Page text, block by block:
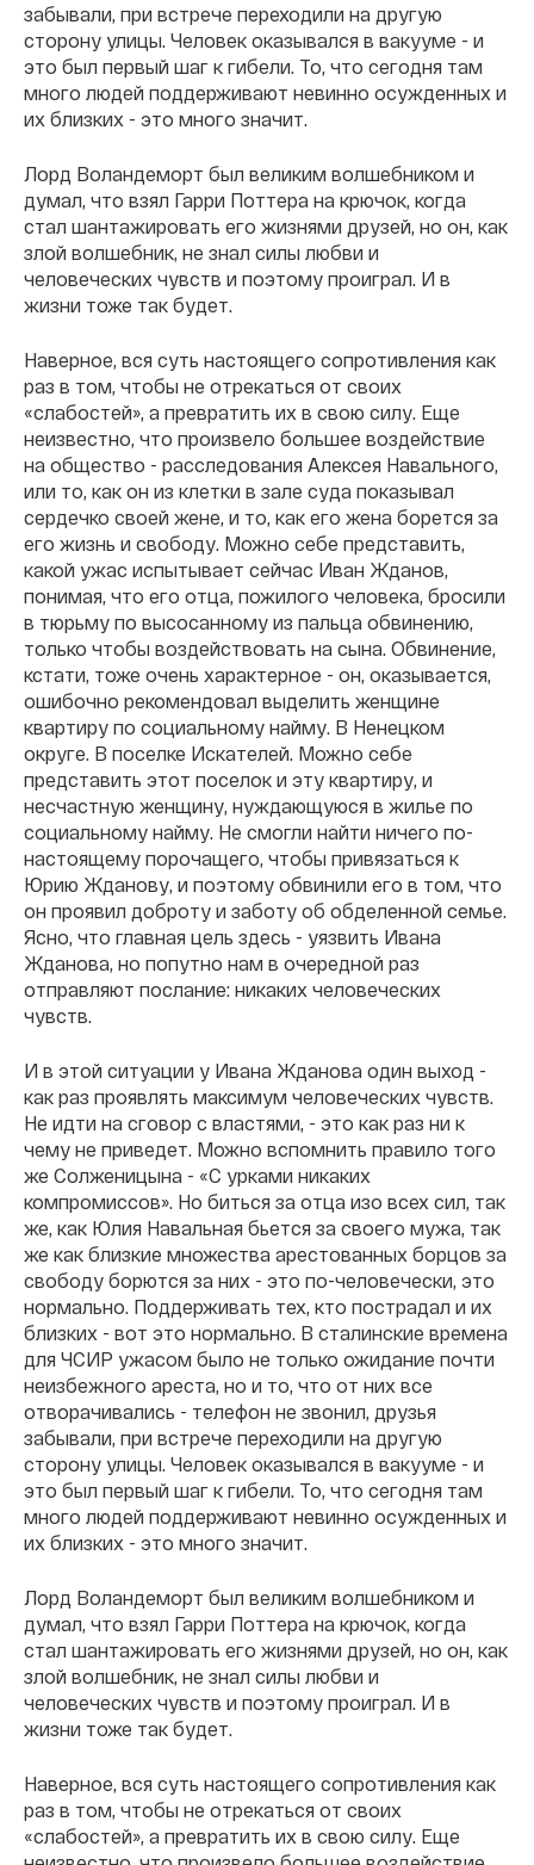
забывали, при встрече переходили на другую
сторону улицы. Человек оказывался в вакууме - и
это был первый шаг к гибели. То, что сегодня там
много людей поддерживают невинно осужденных и
их близких - это много значит.
Лорд Воландеморт был великим волшебником и
думал, что взял Гарри Поттера на крючок, когда
стал шантажировать его жизнями друзей, но он, как
злой волшебник, не знал силы любви и
человеческих чувств и поэтому проиграл. И в
жизни тоже так будет.
Наверное, вся суть настоящего сопротивления как
раз в том, чтобы не отрекаться от своих
«слабостей», а превратить их в свою силу. Еще
неизвестно, что произвело большее воздействие
на общество - расследования Алексея Навального,
или то, как он из клетки в зале суда показывал
сердечко своей жене, и то, как его жена борется за
его жизнь и свободу. Можно себе представить,
какой ужас испытывает сейчас Иван Жданов,
понимая, что его отца, пожилого человека, бросили
в тюрьму по высосанному из пальца обвинению,
только чтобы воздействовать на сына. Обвинение,
кстати, тоже очень характерное - он, оказывается,
ошибочно рекомендовал выделить женщине
квартиру по социальному найму. В Ненецком
округе. В поселке Искателей. Можно себе
представить этот поселок и эту квартиру, и
несчастную женщину, нуждающуюся в жилье по
социальному найму. Не смогли найти ничего по-
настоящему порочащего, чтобы привязаться к
Юрию Жданову, и поэтому обвинили его в том, что
он проявил доброту и заботу об обделенной семье.
Ясно, что главная цель здесь - уязвить Ивана
Жданова, но попутно нам в очередной раз
отправляют послание: никаких человеческих
чувств.
И в этой ситуации у Ивана Жданова один выход -
как раз проявлять максимум человеческих чувств.
Не идти на сговор с властями, - это как раз ни к
чему не приведет. Можно вспомнить правило того
же Солженицына - «С урками никаких
компромиссов». Но биться за отца изо всех сил, так
же, как Юлия Навальная бьется за своего мужа, так
же как близкие множества арестованных борцов за
свободу борются за них - это по-человечески, это
нормально. Поддерживать тех, кто пострадал и их
близких - вот это нормально. В сталинские времена
для ЧСИР ужасом было не только ожидание почти
неизбежного ареста, но и то, что от них все
отворачивались - телефон не звонил, друзья
забывали, при встрече переходили на другую
сторону улицы. Человек оказывался в вакууме - и
это был первый шаг к гибели. То, что сегодня там
много людей поддерживают невинно осужденных и
их близких - это много значит.
Лорд Воландеморт был великим волшебником и
думал, что взял Гарри Поттера на крючок, когда
стал шантажировать его жизнями друзей, но он, как
злой волшебник, не знал силы любви и
человеческих чувств и поэтому проиграл. И в
жизни тоже так будет.
Наверное, вся суть настоящего сопротивления как
раз в том, чтобы не отрекаться от своих
«слабостей», а превратить их в свою силу. Еще